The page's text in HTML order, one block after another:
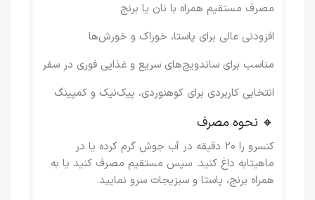
مصرف مستقیم همراه با نان یا برنج
افزودنی عالی برای پاستا، خوراک و خورش‌ها
مناسب برای ساندویچ‌های سریع و غذایی فوری در سفر
انتخابی کاربردی برای کوهنوردی، پیک‌نیک و کمپینگ
🔸 نحوه مصرف
کنسرو را 20 دقیقه در آب جوش گرم کرده یا در
ماهیتابه داغ کنید. سپس مستقیم مصرف کنید یا به
همراه برنج، پاستا و سبزیجات سرو نمایید.